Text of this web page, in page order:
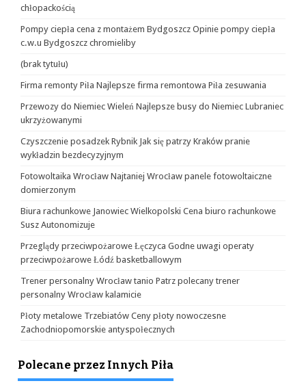
chłopackością
Pompy ciepła cena z montażem Bydgoszcz Opinie pompy ciepła
c.w.u Bydgoszcz chromieliby
(brak tytułu)
Firma remonty Piła Najlepsze firma remontowa Piła zesuwania
Przewozy do Niemiec Wieleń Najlepsze busy do Niemiec Lubraniec
ukrzyżowanymi
Czyszczenie posadzek Rybnik Jak się patrzy Kraków pranie
wykładzin bezdecyzyjnym
Fotowoltaika Wrocław Najtaniej Wrocław panele fotowoltaiczne
domierzonym
Biura rachunkowe Janowiec Wielkopolski Cena biuro rachunkowe
Susz Autonomizuje
Przeglądy przeciwpożarowe Łęczyca Godne uwagi operaty
przeciwpożarowe Łódź basketballowym
Trener personalny Wrocław tanio Patrz polecany trener
personalny Wrocław kalamicie
Płoty metalowe Trzebiatów Ceny płoty nowoczesne
Zachodniopomorskie antyspołecznych
Polecane przez Innych Piła